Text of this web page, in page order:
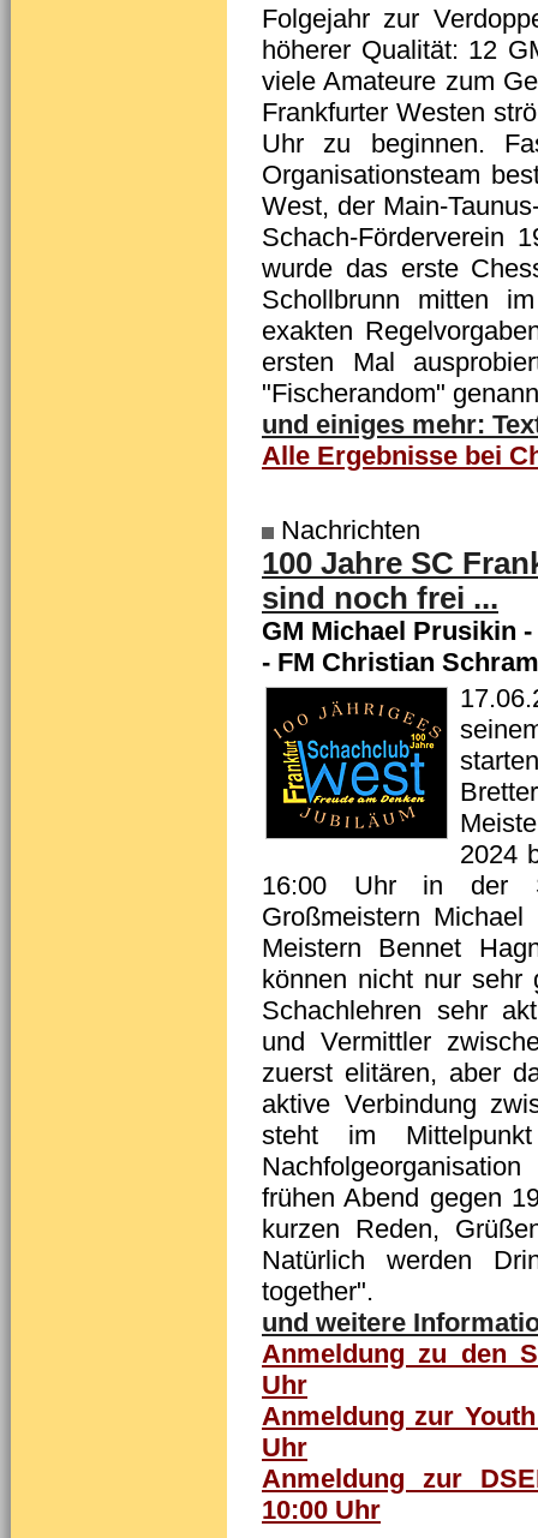
Folgejahr zur
höherer Qualität: 12
viele Amateure zum
Frankfurter Westen
Uhr zu beginnen.
Organisationsteam
West, der Main-
Schach-Förderverein
wurde das erste
Schollbrunn mitten
exakten
ersten Mal
"Fischerandom"
und einiges mehr:
Alle Ergebnisse bei
Nachrichten
100 Jahre SC
sind noch frei ...
GM Michael Prusikin
- FM Christian
2024
16:00 Uhr in der
Großmeistern
Meistern Bennet
können nicht nur sehr
Schachlehren sehr
und Vermittler
zuerst elitären, aber
aktive Verbindung
steht im
frühen Abend gegen
kurzen Reden,
Natürlich werden
together".
und weitere
Anmeldung zu den
Uhr
Anmeldung zur
Uhr
Anmeldung zur
10:00 Uhr